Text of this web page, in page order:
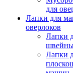
для
Лапки для
оверлоков
Лапки
Лапки